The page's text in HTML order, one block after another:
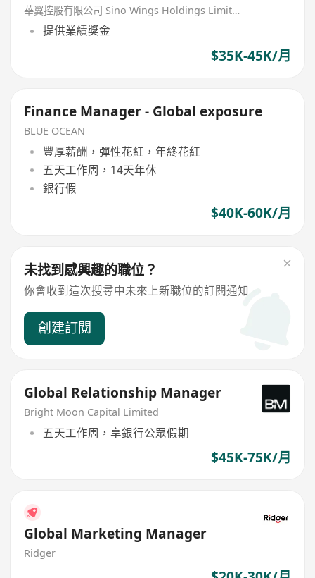
華翼控股有限公司 Sino Wings Holdings Limited
提供業績獎金
$35K-45K/月
Finance Manager - Global exposure
BLUE OCEAN
豐厚薪酬，彈性花紅，年終花紅
五天工作周，14天年休
銀行假
$40K-60K/月
未找到感興趣的職位？
你會收到這次搜尋中未來上新職位的訂閱通知
創建訂閱
Global Relationship Manager
Bright Moon Capital Limited
五天工作周，享銀行公眾假期
$45K-75K/月
Global Marketing Manager
Ridger